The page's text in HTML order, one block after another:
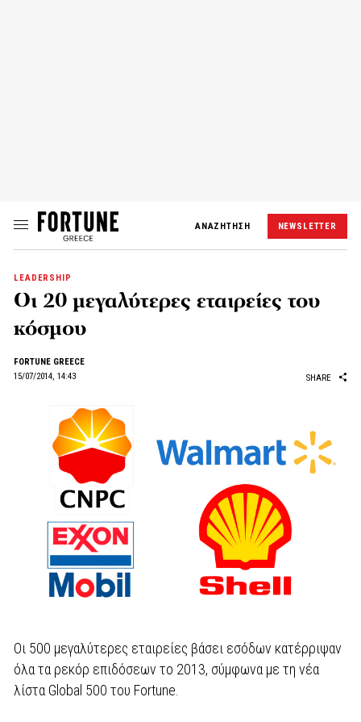
ΑΝΑΖΗΤΗΣΗ NEWSLETTER
LEADERSHIP
Οι 20 μεγαλύτερες εταιρείες του
κόσμου
FORTUNE GREECE
15/07/2014, 14:43
SHARE
Oι 500 μεγαλύτερες εταιρείες βάσει εσόδων κατέρριψαν
όλα τα ρεκόρ επιδόσεων το 2013, σύμφωνα με τη νέα
λίστα Global 500 του Fortune.